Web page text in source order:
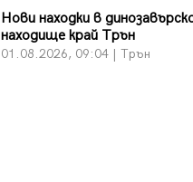
Нови находки в
находище край Трън
01.08.2026, 09:04 | Трън